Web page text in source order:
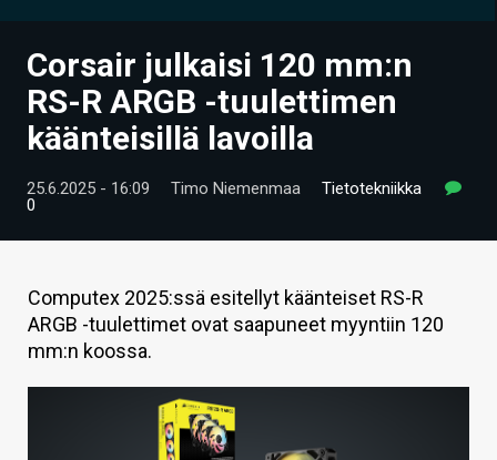
UUTISET
ARTIKKELIT
VIDEOT
HINTA.FI
KAUPPA
Corsair julkaisi 120 mm:n
RS-R ARGB -tuulettimen
käänteisillä lavoilla
25.6.2025 - 16:09 Timo Niemenmaa
Tietotekniikka
0
Computex 2025:ssä esitellyt käänteiset RS-R
ARGB -tuulettimet ovat saapuneet myyntiin 120
mm:n koossa.